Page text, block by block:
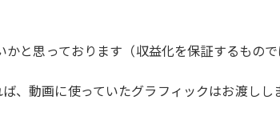
と思っております（収益化を保証するもので
動画に使っていたグラフィックはお渡しし